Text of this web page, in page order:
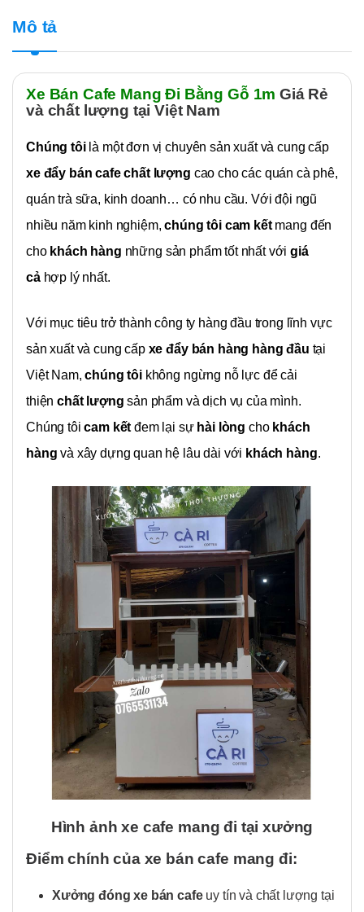
Mô tả
Xe Bán Cafe Mang Đi Bằng Gỗ 1m Giá Rẻ
và chất lượng tại Việt Nam
Chúng tôilà một đơn vị chuyên sản xuất và cung cấp
xe đẩy bán cafe chất lượng cao cho các quán cà phê,
quán trà sữa, kinh doanh… có nhu cầu. Với đội ngũ
nhiều năm kinh nghiệm,chúng tôi cam kếtmang đến
cho khách hàng những sản phẩm tốt nhất vớigiá
cảhợp lý nhất.
Với mục tiêu trở thành công ty hàng đầu trong lĩnh vực
sản xuất và cung cấp xe đẩy bán hàng hàng đầu tại
Việt Nam,chúng tôikhông ngừng nỗ lực để cải
thiệnchất lượng sản phẩm và dịch vụ của mình.
Chúng tôicam kết đem lại sự hài lòng cho khách
hàng và xây dựng quan hệ lâu dài với khách hàng.
Hình ảnh xe cafe mang đi tại xưởng
Điểm chính của xe bán cafe mang đi:
Xưởng đóng xe bán cafe uy tín và chất lượng tại